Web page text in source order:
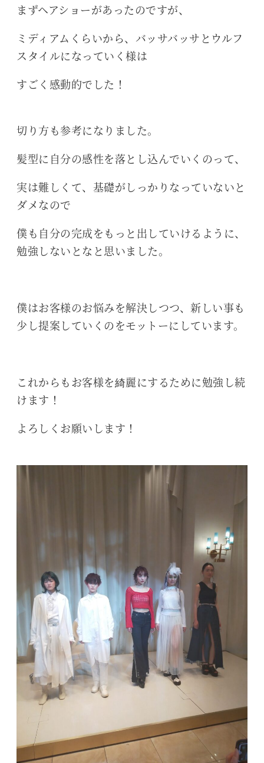
まずヘアショーがあったのですが、
ミディアムくらいから、バッサバッサとウルフ
スタイルになっていく様は
すごく感動的でした！
切り方も参考になりました。
髪型に自分の感性を落とし込んでいくのって、
実は難しくて、基礎がしっかりなっていないと
ダメなので
僕も自分の完成をもっと出していけるように、
勉強しないとなと思いました。
僕はお客様のお悩みを解決しつつ、新しい事も
少し提案していくのをモットーにしています。
これからもお客様を綺麗にするために勉強し続
けます！
よろしくお願いします！